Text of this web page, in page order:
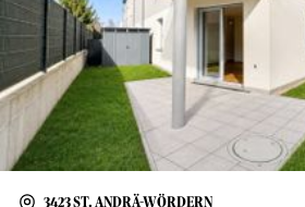
3423 ST. ANDRÄ-WÖRDERN